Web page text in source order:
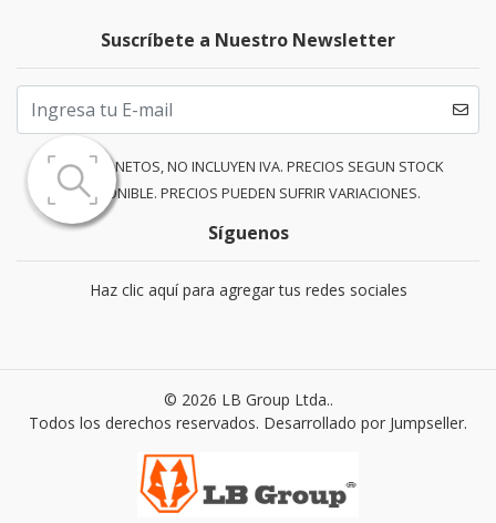
Suscríbete a Nuestro Newsletter
PRECIOS NETOS, NO INCLUYEN IVA. PRECIOS SEGUN STOCK
DISPONIBLE. PRECIOS PUEDEN SUFRIR VARIACIONES.
Síguenos
Haz clic aquí para agregar tus redes sociales
© 2026 LB Group Ltda..
Todos los derechos reservados. Desarrollado por Jumpseller.